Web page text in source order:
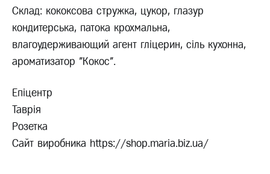
Склад: кококсова стружка, цукор, глазур
кондитерська, патока крохмальна,
влагоудерживающий агент гліцерин, сіль кухонна,
ароматизатор "Кокос".
Епіцентр
Таврія
Розетка
Сайт виробника https://shop.maria.biz.ua/